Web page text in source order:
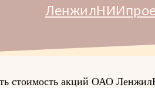
стоимость акций ОАО